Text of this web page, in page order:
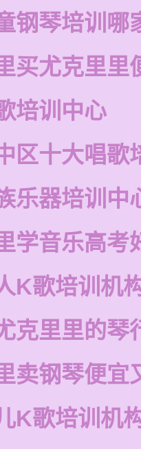
钢琴培训哪
买尤克里里
培训中心
区十大唱歌
乐器培训中
学音乐高考
K歌培训机
克里里的琴
卖钢琴便宜
K歌培训机